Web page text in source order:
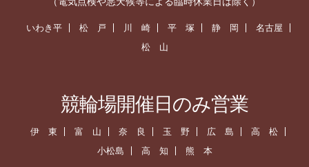
いわき平 松 戸 川 崎 平 塚 静 岡
名古屋
松 山
競輪場開催日のみ営業
伊 東 富 山 奈 良 玉 野 広 島
高 松
小松島
高 知 熊 本